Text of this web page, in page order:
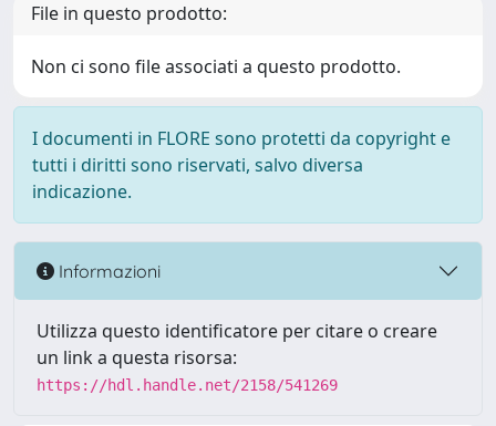
File in questo prodotto:
Non ci sono file associati a questo prodotto.
I documenti in FLORE sono protetti da copyright e
tutti i diritti sono riservati, salvo diversa
indicazione.
Informazioni
Utilizza questo identificatore per citare o creare
un link a questa risorsa:
https://hdl.handle.net/2158/541269